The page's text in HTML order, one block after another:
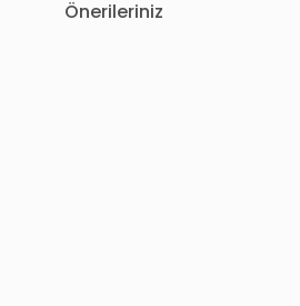
Önerileriniz